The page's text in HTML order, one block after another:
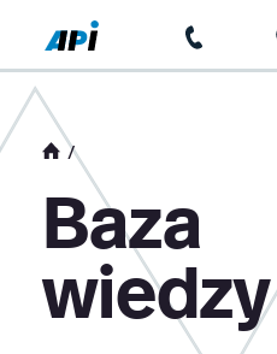
strona
baza
kontakt
Baza
wiedzy